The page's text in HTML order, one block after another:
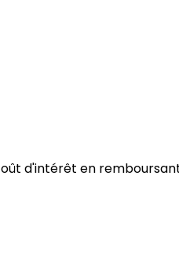
d'intérêt en